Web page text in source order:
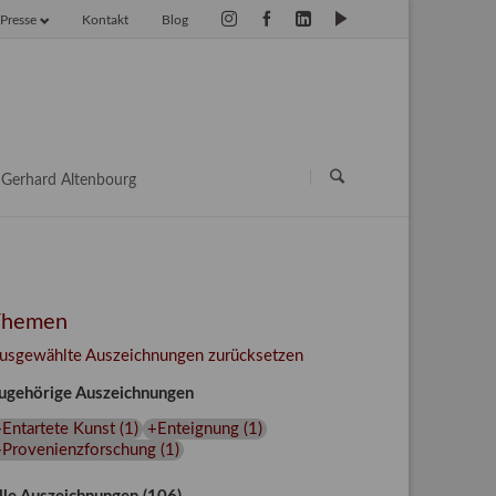
Blog
Kontakt
Presse
Gerhard Altenbourg
Auszeichnungen zurücksetzen
Auszeichnungen
Kunst(1 ) +Enteignung(1 )
(1 )